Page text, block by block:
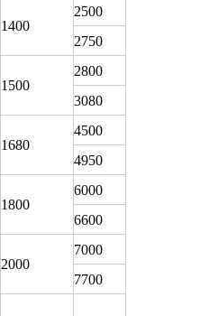
1400
2500
2750
1500
2800
3080
1680
4500
4950
1800
6000
6600
2000
7000
7700